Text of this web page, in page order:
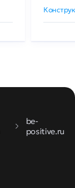
be-
positive.ru